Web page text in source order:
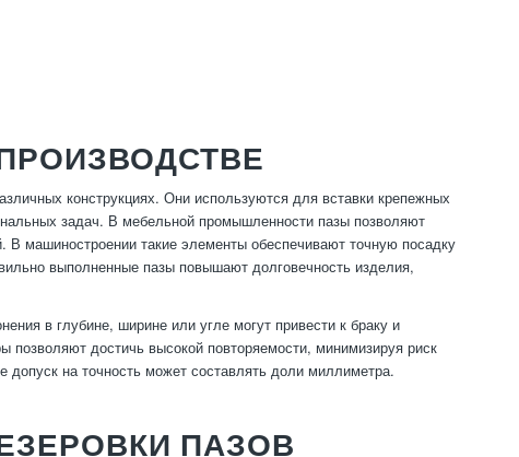
конструкциях. Они используются для вставки крепежных
задач. В мебельной промышленности пазы позволяют
машиностроении такие элементы обеспечивают точную посадку
выполненные пазы повышают долговечность изделия,
в глубине, ширине или угле могут привести к браку и
достичь высокой повторяемости, минимизируя риск
на точность может составлять доли миллиметра.
ПАЗОВ